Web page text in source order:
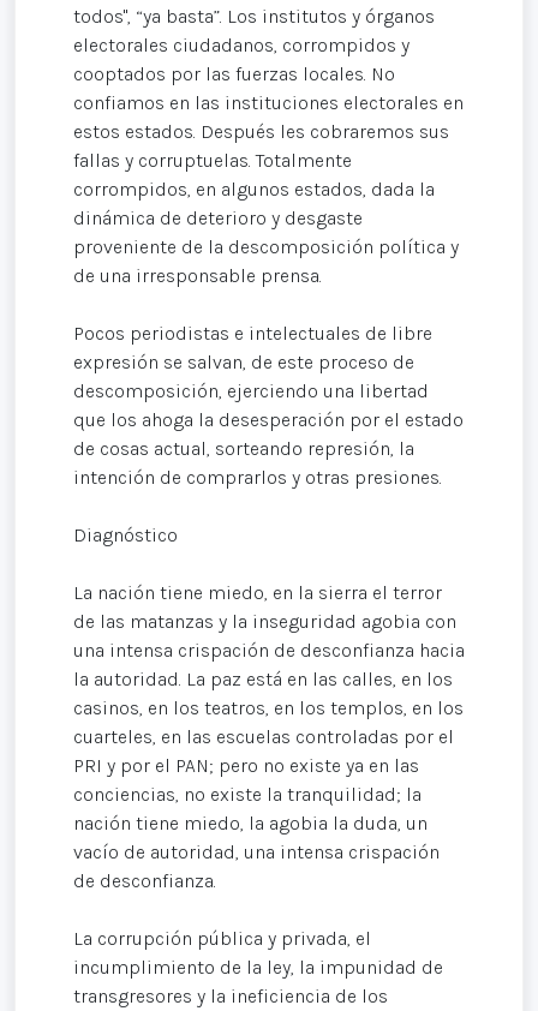
todos", “ya basta”. Los institutos y órganos
electorales ciudadanos, corrompidos y
cooptados por las fuerzas locales. No
confiamos en las instituciones electorales en
estos estados. Después les cobraremos sus
fallas y corruptuelas. Totalmente
corrompidos, en algunos estados, dada la
dinámica de deterioro y desgaste
proveniente de la descomposición política y
de una irresponsable prensa.
Pocos periodistas e intelectuales de libre
expresión se salvan, de este proceso de
descomposición, ejerciendo una libertad
que los ahoga la desesperación por el estado
de cosas actual, sorteando represión, la
intención de comprarlos y otras presiones.
Diagnóstico
La nación tiene miedo, en la sierra el terror
de las matanzas y la inseguridad agobia con
una intensa crispación de desconfianza hacia
la autoridad. La paz está en las calles, en los
casinos, en los teatros, en los templos, en los
cuarteles, en las escuelas controladas por el
PRI y por el PAN; pero no existe ya en las
conciencias, no existe la tranquilidad; la
nación tiene miedo, la agobia la duda, un
vacío de autoridad, una intensa crispación
de desconfianza.
La corrupción pública y privada, el
incumplimiento de la ley, la impunidad de
transgresores y la ineficiencia de los